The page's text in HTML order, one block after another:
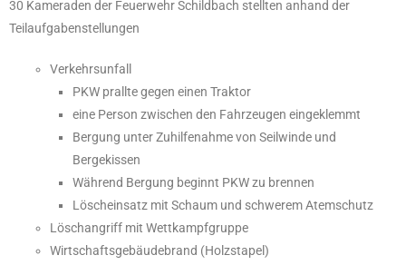
30 Kameraden der Feuerwehr Schildbach stellten anhand der
Teilaufgabenstellungen
Verkehrsunfall
PKW prallte gegen einen Traktor
eine Person zwischen den Fahrzeugen eingeklemmt
Bergung unter Zuhilfenahme von Seilwinde und
Bergekissen
Während Bergung beginnt PKW zu brennen
Löscheinsatz mit Schaum und schwerem Atemschutz
Löschangriff mit Wettkampfgruppe
Wirtschaftsgebäudebrand (Holzstapel)